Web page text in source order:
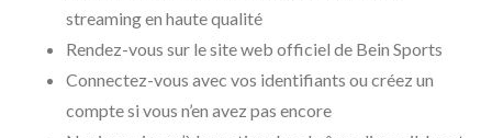
streaming en haute qualité
Rendez-vous sur le site web officiel de Bein Sports
Connectez-vous avec vos identifiants ou créez un
compte si vous n’en avez pas encore